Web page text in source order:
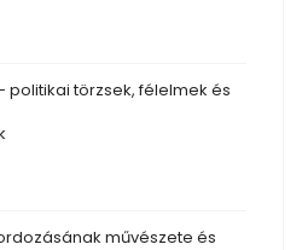
törzsek, félelmek és
művészete és